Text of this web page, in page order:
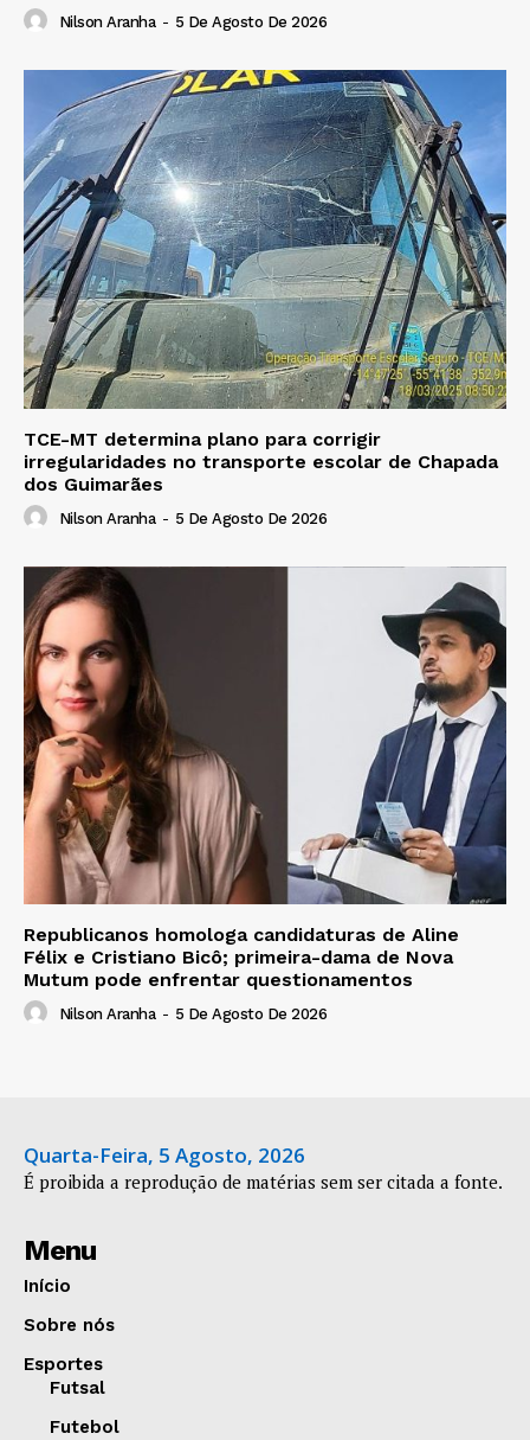
Nilson Aranha - 5 De Agosto De 2026
TCE-MT determina plano para corrigir
irregularidades no transporte escolar de Chapada
dos Guimarães
Nilson Aranha - 5 De Agosto De 2026
Republicanos homologa candidaturas de Aline
Félix e Cristiano Bicô; primeira-dama de Nova
Mutum pode enfrentar questionamentos
Nilson Aranha - 5 De Agosto De 2026
Quarta-Feira, 5 Agosto, 2026
É proibida a reprodução de matérias sem ser citada a fonte.
Menu
Início
Sobre nós
Esportes
Futsal
Futebol